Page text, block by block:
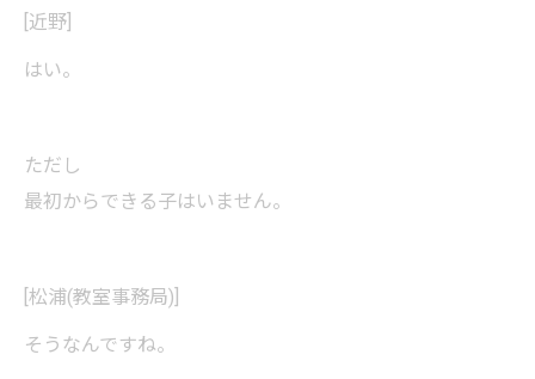
[近野]
はい。
ただし
最初からできる子はいません。
[松浦(教室事務局)]
そうなんですね。